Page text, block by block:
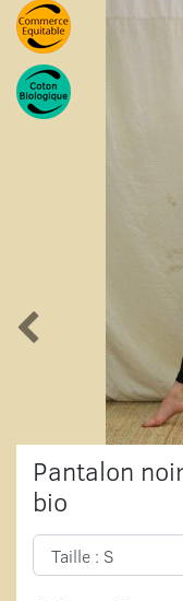
Pantalon
bio